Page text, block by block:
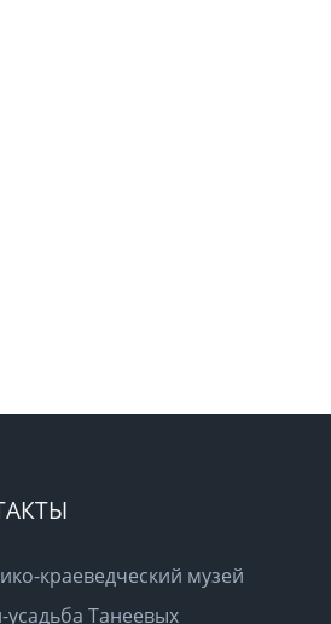
краеведческий музей
усадьба Танеевых